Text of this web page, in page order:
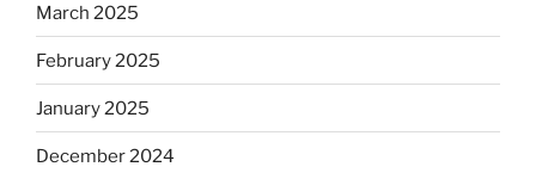
March 2025
February 2025
January 2025
December 2024